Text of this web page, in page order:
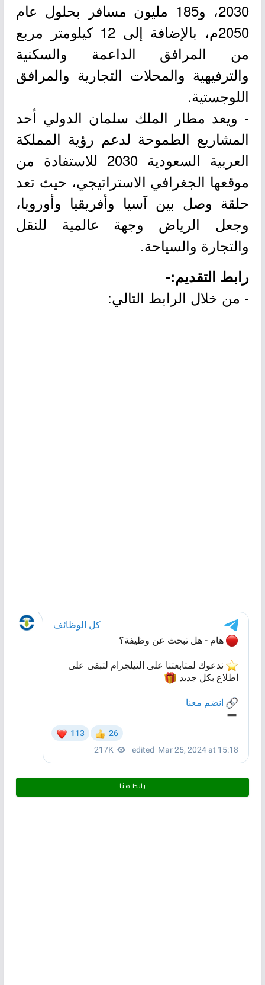
2030، و185 مليون مسافر بحلول عام
2050م، بالإضافة إلى 12 كيلومتر مربع
من المرافق الداعمة والسكنية
والترفيهية والمحلات التجارية والمرافق
اللوجستية.
- ويعد مطار الملك سلمان الدولي أحد
المشاريع الطموحة لدعم رؤية المملكة
العربية السعودية 2030 للاستفادة من
موقعها الجغرافي الاستراتيجي، حيث تعد
حلقة وصل بين آسيا وأفريقيا وأوروبا،
وجعل الرياض وجهة عالمية للنقل
والتجارة والسياحة.
رابط التقديم:-
- من خلال الرابط التالي:
رابط هـنـا